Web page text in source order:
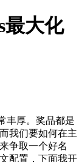
最大化
丰厚。奖品都是
我们要如何在主
争取一个好名
配置，下面我开